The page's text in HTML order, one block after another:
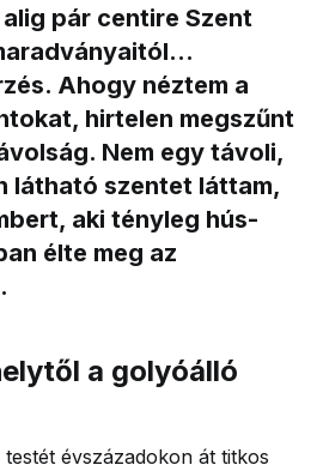
pár centire Szent
Ahogy néztem a
hirtelen megszűnt
Nem egy távoli,
látható szentet láttam,
aki tényleg hús-
élte meg az
a golyóálló
évszázadokon át titkos